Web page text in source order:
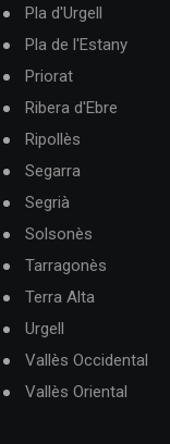
Pla d'Urgell
Pla de l'Estany
Priorat
Ribera d'Ebre
Ripollès
Segarra
Segrià
Solsonès
Tarragonès
Terra Alta
Urgell
Vallès Occidental
Vallès Oriental